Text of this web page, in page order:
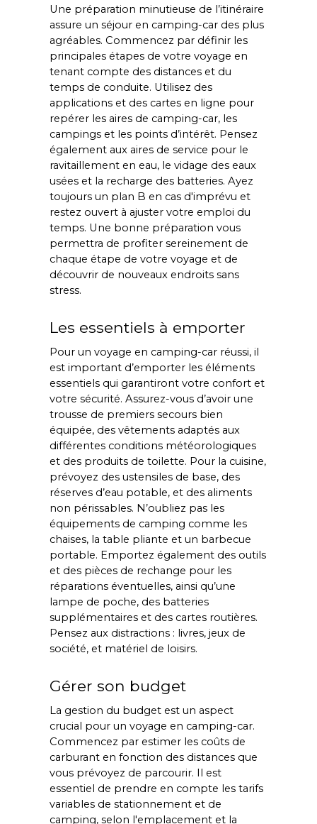
Une préparation minutieuse de l’itinéraire
assure un séjour en camping-car des plus
agréables. Commencez par définir les
principales étapes de votre voyage en
tenant compte des distances et du
temps de conduite. Utilisez des
applications et des cartes en ligne pour
repérer les aires de camping-car, les
campings et les points d’intérêt. Pensez
également aux aires de service pour le
ravitaillement en eau, le vidage des eaux
usées et la recharge des batteries. Ayez
toujours un plan B en cas d'imprévu et
restez ouvert à ajuster votre emploi du
temps. Une bonne préparation vous
permettra de profiter sereinement de
chaque étape de votre voyage et de
découvrir de nouveaux endroits sans
stress.
Les essentiels à emporter
Pour un voyage en camping-car réussi, il
est important d’emporter les éléments
essentiels qui garantiront votre confort et
votre sécurité. Assurez-vous d’avoir une
trousse de premiers secours bien
équipée, des vêtements adaptés aux
différentes conditions météorologiques
et des produits de toilette. Pour la cuisine,
prévoyez des ustensiles de base, des
réserves d’eau potable, et des aliments
non périssables. N’oubliez pas les
équipements de camping comme les
chaises, la table pliante et un barbecue
portable. Emportez également des outils
et des pièces de rechange pour les
réparations éventuelles, ainsi qu’une
lampe de poche, des batteries
supplémentaires et des cartes routières.
Pensez aux distractions : livres, jeux de
société, et matériel de loisirs.
Gérer son budget
La gestion du budget est un aspect
crucial pour un voyage en camping-car.
Commencez par estimer les coûts de
carburant en fonction des distances que
vous prévoyez de parcourir. Il est
essentiel de prendre en compte les tarifs
variables de stationnement et de
camping, selon l'emplacement et la